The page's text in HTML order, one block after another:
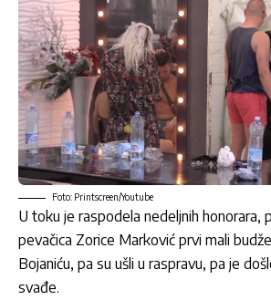
Foto: Printscreen/Youtube
U toku je raspodela nedeljnih honorara,
pevačica Zorice Marković prvi mali
Bojaniću, pa su ušli u raspravu, pa je
svađe.